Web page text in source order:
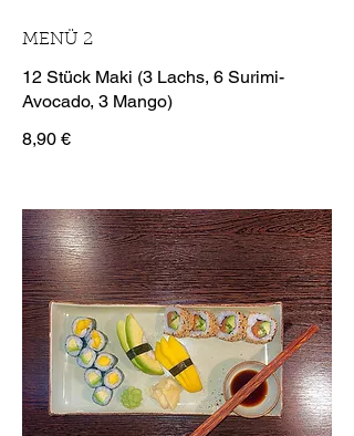
MENÜ 2
12 Stück Maki (3 Lachs, 6 Surimi-
Avocado, 3 Mango)
8,90 €